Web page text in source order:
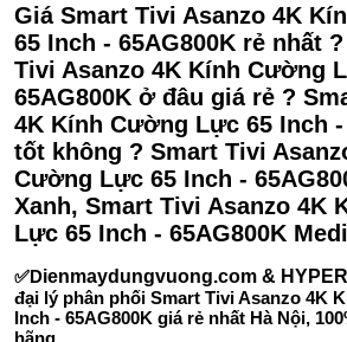
Giá Smart Tivi Asanzo 4K
65 Inch - 65AG800K rẻ nhất
Tivi Asanzo 4K Kính Cường
65AG800K ở đâu giá rẻ ?
4K Kính Cường Lực 65 Inch -
tốt không ? Smart Tivi
Cường Lực 65 Inch -
Xanh, Smart Tivi Asanzo 4K
Lực 65 Inch - 65AG800K
✅Dienmaydungvuong.com &
đại lý phân phối Smart Tivi Asanzo 4K
Inch - 65AG800K giá rẻ nhất Hà Nội,
hãng.